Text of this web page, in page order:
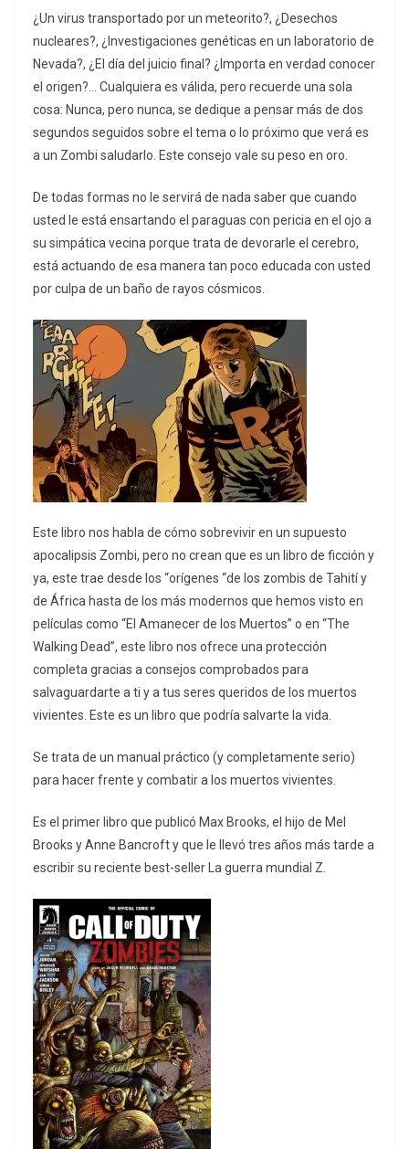
¿Un virus transportado por un meteorito?, ¿Desechos
nucleares?, ¿Investigaciones genéticas en un laboratorio de
Nevada?, ¿El día del juicio final? ¿Importa en verdad conocer
el origen?… Cualquiera es válida, pero recuerde una sola
cosa: Nunca, pero nunca, se dedique a pensar más de dos
segundos seguidos sobre el tema o lo próximo que verá es
a un Zombi saludarlo. Este consejo vale su peso en oro.
De todas formas no le servirá de nada saber que cuando
usted le está ensartando el paraguas con pericia en el ojo a
su simpática vecina porque trata de devorarle el cerebro,
está actuando de esa manera tan poco educada con usted
por culpa de un baño de rayos cósmicos.
Este libro nos habla de cómo sobrevivir en un supuesto
apocalipsis Zombi, pero no crean que es un libro de ficción y
ya, este trae desde los “orígenes “de los zombis de Tahití y
de África hasta de los más modernos que hemos visto en
películas como “El Amanecer de los Muertos” o en “The
Walking Dead”, este libro nos ofrece una protección
completa gracias a consejos comprobados para
salvaguardarte a ti y a tus seres queridos de los muertos
vivientes. Este es un libro que podría salvarte la vida.
Se trata de un manual práctico (y completamente serio)
para hacer frente y combatir a los muertos vivientes.
Es el primer libro que publicó Max Brooks, el hijo de Mel
Brooks y Anne Bancroft y que le llevó tres años más tarde a
escribir su reciente best-seller La guerra mundial Z.